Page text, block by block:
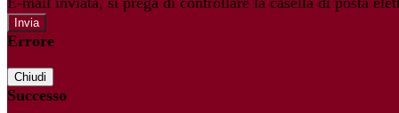
Errore
Chiudi
Successo